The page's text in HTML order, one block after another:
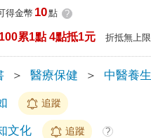
得金幣 10點 ?
100累1點 4點抵1元 折抵無上限
＞ 醫療保健 ＞ 中醫養生
追蹤
文化 追蹤 ?